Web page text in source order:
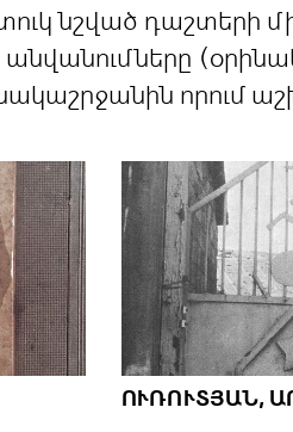
նշված
(օրինակ
որում
ՈՒՌՈՒՏՅԱՆ,